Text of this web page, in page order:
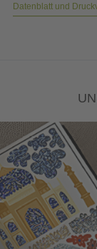
Datenblatt und